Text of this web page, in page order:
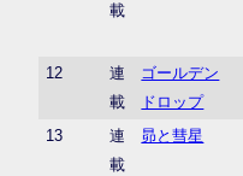
載
12
連
載
ゴールデン
ドロップ
13
連
載
昴と彗星